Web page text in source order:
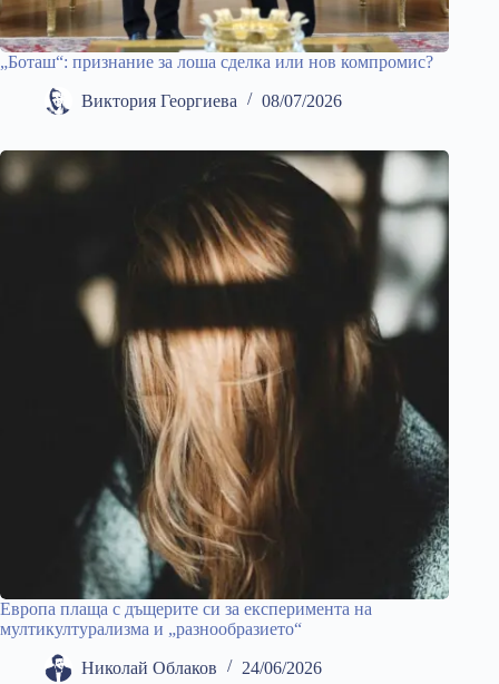
„Боташ“: признание за лоша сделка или нов компромис?
Виктория Георгиева 08/07/2026
Европа плаща с дъщерите си за експеримента на
мултикултурализма и „разнообразието“
Николай Облаков 24/06/2026